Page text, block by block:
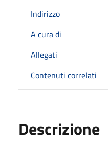
Indirizzo
A cura di
Allegati
Contenuti correlati
Descrizione